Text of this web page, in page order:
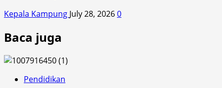
Kepala Kampung July 28, 20260
Baca juga
Pendidikan